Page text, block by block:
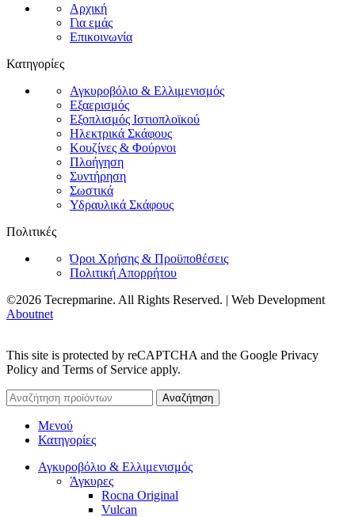
Αρχική
Για εμάς
Επικοινωνία
Κατηγορίες
Αγκυροβόλιο & Ελλιμενισμός
Εξαερισμός
Εξοπλισμός Ιστιοπλοϊκού
Ηλεκτρικά Σκάφους
Κουζίνες & Φούρνοι
Πλοήγηση
Συντήρηση
Σωστικά
Υδραυλικά Σκάφους
Πολιτικές
Όροι Χρήσης & Προϋποθέσεις
Πολιτική Απορρήτου
©2026 Tecrepmarine. All Rights Reserved. | Web Development
Aboutnet
This site is protected by reCAPTCHA and the Google Privacy
Policy and Terms of Service apply.
Αναζήτηση
Μενού
Κατηγορίες
Αγκυροβόλιο & Ελλιμενισμός
Άγκυρες
Rocna Original
Vulcan